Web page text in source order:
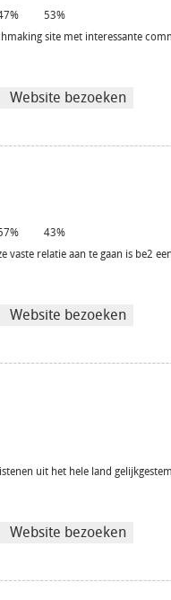
53%
site met interessante
Website bezoeken
43%
relatie aan te gaan is be2
Website bezoeken
uit het hele land
Website bezoeken